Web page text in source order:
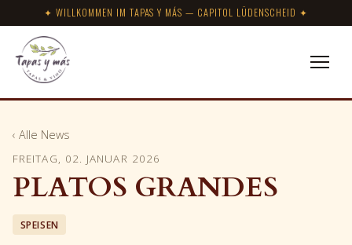
✦ WILLKOMMEN IM TAPAS Y MÁS — CAPITOL LÜDENSCHEID ✦
‹ Alle News
FREITAG, 02. JANUAR 2026
PLATOS GRANDES
SPEISEN